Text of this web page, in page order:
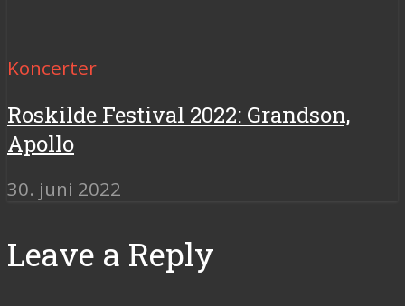
Koncerter
Roskilde Festival 2022: Grandson,
Apollo
30. juni 2022
Leave a Reply